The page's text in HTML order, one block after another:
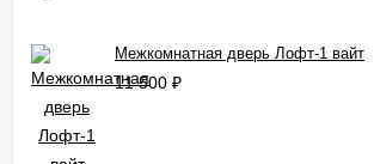
Межкомнатная дверь Лофт-1 вайт
11 500 ₽